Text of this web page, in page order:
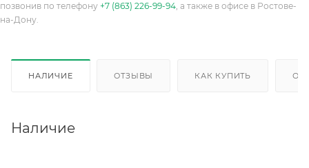
позвонив по телефону +7 (863) 226-99-94, а также в офисе в Ростове-
на-Дону.
НАЛИЧИЕ ОТЗЫВЫ КАК КУПИТЬ
Наличие